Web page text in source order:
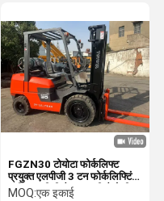
FGZN30 टोयोटा फोर्कलिफ्ट
प्रयुक्त एलपीजी 3 टन फोर्कलिफ्टिंग
मशीन एलपीजी गैस जापानी गैसोलीन
MOQ:एक इकाई